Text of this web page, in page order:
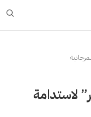
لاستدامة